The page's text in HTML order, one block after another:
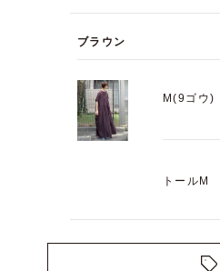
ブラウン
M(9ゴウ)
トールM